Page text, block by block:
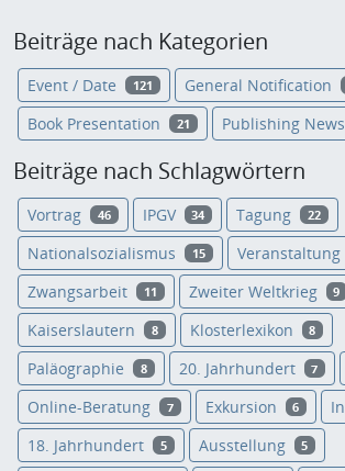
Beiträge nach Kategorien
Event / Date 121 General Notification
Book Presentation 21 Publishing News
Beiträge nach Schlagwörtern
Vortrag 46 IPGV 34 Tagung 22
Nationalsozialismus 15 Veranstaltung
Zwangsarbeit 11 Zweiter Weltkrieg 9
Kaiserslautern 8 Klosterlexikon 8
Paläographie 8 20. Jahrhundert 7
Online-Beratung 7 Exkursion 6
18. Jahrhundert 5 Ausstellung 5